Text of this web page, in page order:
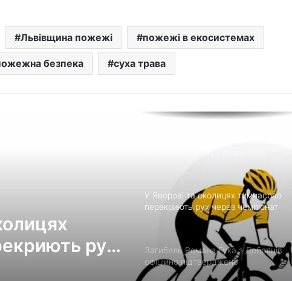
Львівщина пожежі пожежі в екосистемах
безпека суха трава
рух
Львівська митниця передала
київським музеям раритетні видання
У Яворові та околицях тимчасово
перекриють рух через чемпіонат
України з велоспорту
Загибель Романа Гука з Добрянів
офіційно підтверджено